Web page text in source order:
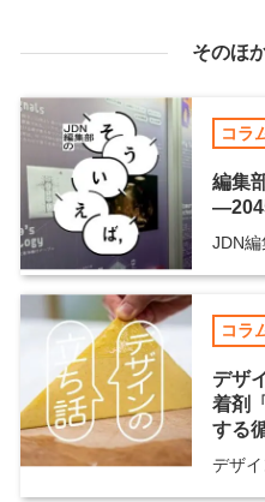
そのほ
コラ
編集
JDN編
コラ
デザ
着剤
する
デザ